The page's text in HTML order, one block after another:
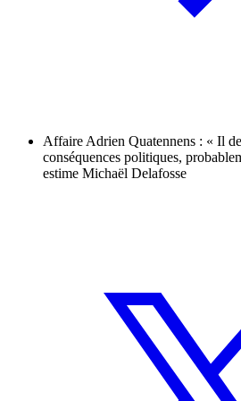
Affaire Adrien Quatennens : « Il
conséquences politiques,
estime Michaël Delafosse